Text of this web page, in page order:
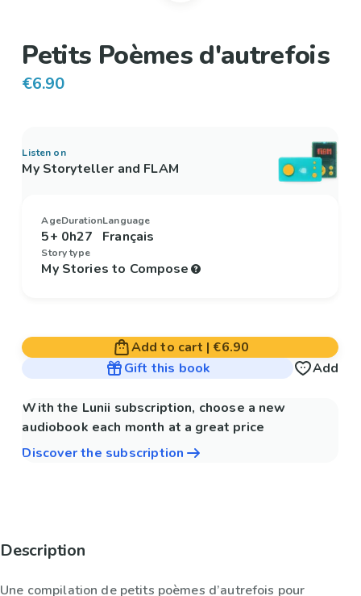
Petits Poèmes d'autrefois
€6.90
Listen on
My Storyteller and FLAM
Age
5+
Duration
0h27
Language
Français
Story type
My Stories to Compose
Add to cart | €6.90
Gift this book
Add
With the Lunii subscription, choose a new
audiobook each month at a great price
Discover the subscription
Description
Une compilation de petits poèmes d’autrefois pour